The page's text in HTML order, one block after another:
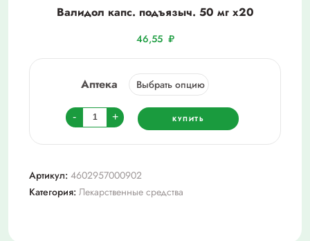
Валидол капс. подъязыч. 50 мг х20
46,55 ₽
Аптека
-
Количество
товара
Валидол
подъязыч.
50
+ КУПИТЬ
Артикул: 4602957000902
Категория: Лекарственные средства